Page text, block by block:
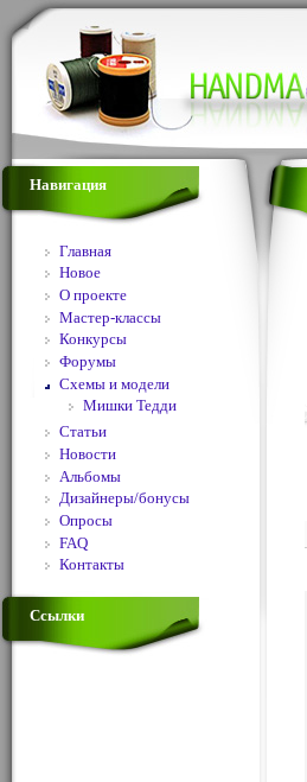
Навигация
Главная
Новое
О проекте
Мастер-классы
Конкурсы
Форумы
Схемы и модели
Мишки Тедди
Статьи
Новости
Альбомы
Дизайнеры/бонусы
Опросы
FAQ
Контакты
Ссылки